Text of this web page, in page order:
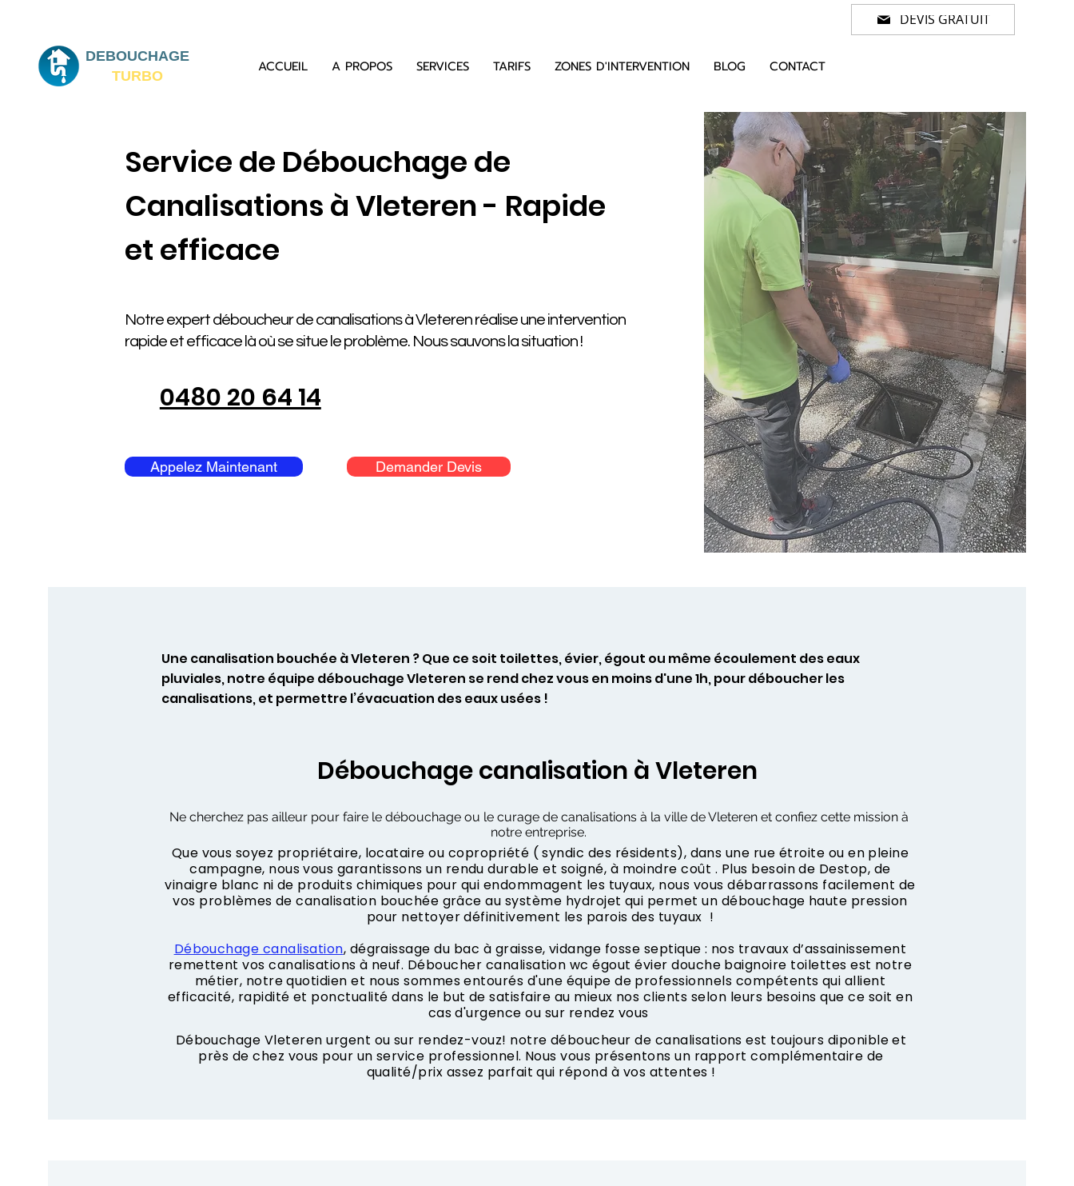
DEVIS GRATUIT
DEBOUCHAGE
TURBO
ACCUEIL A PROPOS SERVICES TARIFS ZONES D'INTERVENTION BLOG CONTACT
Service de Débouchage de
Canalisations à Vleteren - Rapide
et efficace
Notre expert déboucheur de canalisations à Vleteren réalise une intervention
rapide et efficace là où se situe le problème. Nous sauvons la situation !
0480 20 64 14
Appelez Maintenant Demander Devis
Une canalisation bouchée à Vleteren ? Que ce soit toilettes, évier, égout ou même écoulement des eaux
pluviales, notre équipe débouchage Vleteren se rend chez vous en moins d'une 1h, pour déboucher les
canalisations, et permettre l’évacuation des eaux usées !
Débouchage canalisation à Vleteren
Ne cherchez pas ailleur pour faire le débouchage ou le curage de canalisations à la ville de Vleteren et confiez cette mission à
notre entreprise.
Que vous soyez propriétaire, locataire ou copropriété ( syndic des résidents), dans une rue étroite ou en pleine
campagne, nous vous garantissons un rendu durable et soigné, à moindre coût . Plus besoin de Destop, de
vinaigre blanc ni de produits chimiques pour qui endommagent les tuyaux, nous vous débarrassons facilement de
vos problèmes de canalisation bouchée grâce au système hydrojet qui permet un débouchage haute pression
pour nettoyer définitivement les parois des tuyaux !
Débouchage canalisation, dégraissage du bac à graisse, vidange fosse septique : nos travaux d’assainissement
remettent vos canalisations à neuf. Déboucher canalisation wc égout évier douche baignoire toilettes est notre
métier, notre quotidien et nous sommes entourés d'une équipe de professionnels compétents qui allient
efficacité, rapidité et ponctualité dans le but de satisfaire au mieux nos clients selon leurs besoins que ce soit en
cas d'urgence ou sur rendez vous
Débouchage Vleteren urgent ou sur rendez-vouz! notre déboucheur de canalisations est toujours diponible et
près de chez vous pour un service professionnel. Nous vous présentons un rapport complémentaire de
qualité/prix assez parfait qui répond à vos attentes !